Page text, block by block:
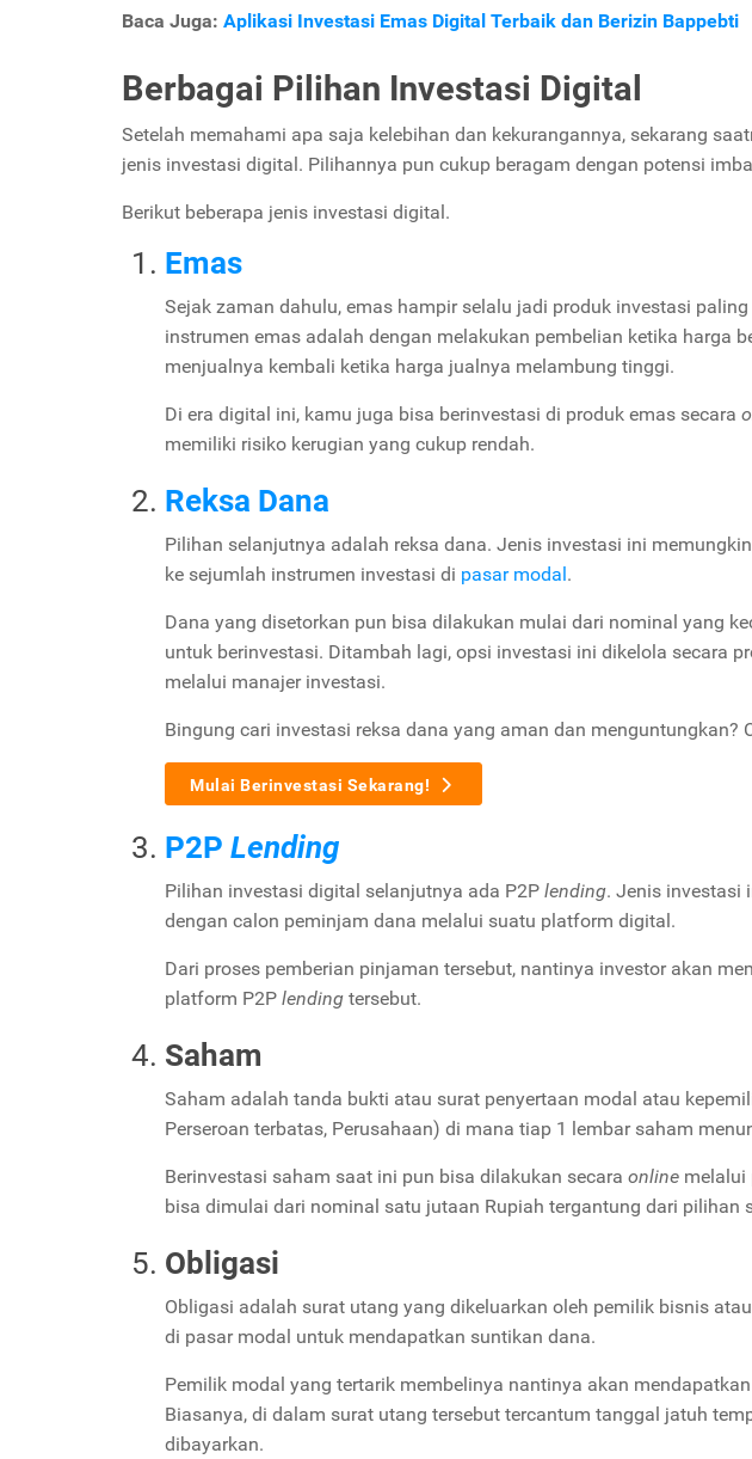
Baca Juga: Aplikasi Investasi Emas Digital Terbaik dan Berizin Bappebti
Berbagai Pilihan Investasi Digital
Setelah memahami apa saja kelebihan dan kekurangannya, sekarang
jenis investasi digital. Pilihannya pun cukup beragam dengan potensi
Berikut beberapa jenis investasi digital.
Emas
Sejak zaman dahulu, emas hampir selalu jadi produk investasi
instrumen emas adalah dengan melakukan pembelian ketika harga
menjualnya kembali ketika harga jualnya melambung tinggi.
Di era digital ini, kamu juga bisa berinvestasi di produk emas secara
memiliki risiko kerugian yang cukup rendah.
Reksa Dana
Pilihan selanjutnya adalah reksa dana. Jenis investasi ini
ke sejumlah instrumen investasi di pasar modal.
Dana yang disetorkan pun bisa dilakukan mulai dari nominal yang
untuk berinvestasi. Ditambah lagi, opsi investasi ini dikelola secara
melalui manajer investasi.
Bingung cari investasi reksa dana yang aman dan menguntungkan?
Mulai Berinvestasi Sekarang!
P2P Lending
Pilihan investasi digital selanjutnya ada P2P lending. Jenis investasi
dengan calon peminjam dana melalui suatu platform digital.
Dari proses pemberian pinjaman tersebut, nantinya investor akan
platform P2P lending tersebut.
Saham
Saham adalah tanda bukti atau surat penyertaan modal atau
Perseroan terbatas, Perusahaan) di mana tiap 1 lembar saham
Berinvestasi saham saat ini pun bisa dilakukan secara online melalui
bisa dimulai dari nominal satu jutaan Rupiah tergantung dari pilihan
Obligasi
Obligasi adalah surat utang yang dikeluarkan oleh pemilik bisnis
di pasar modal untuk mendapatkan suntikan dana.
Pemilik modal yang tertarik membelinya nantinya akan
Biasanya, di dalam surat utang tersebut tercantum tanggal jatuh
dibayarkan.